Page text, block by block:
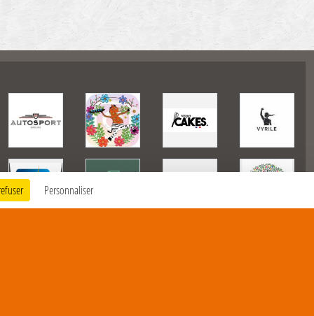
Personnaliser